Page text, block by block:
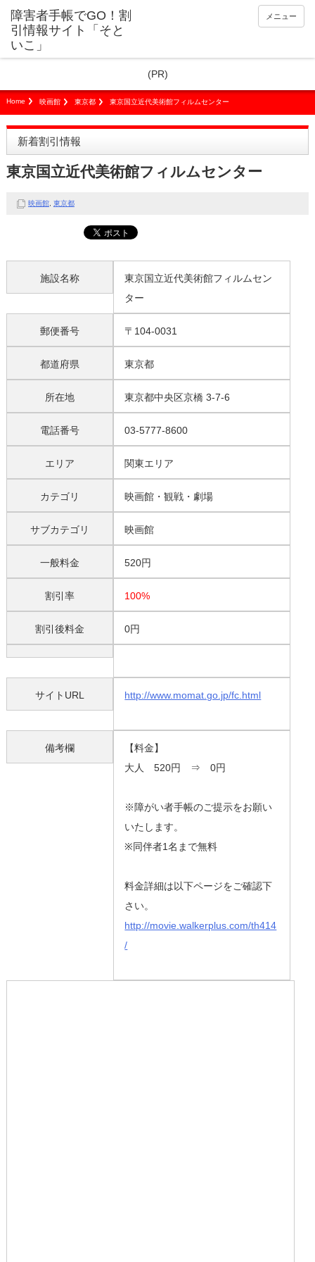
障害者手帳でGO！割
引情報サイト「そと
いこ」
メニュー
(PR)
Home 映画館 東京都 東京国立近代美術館フィルムセンター
新着割引情報
東京国立近代美術館フィルムセンター
映画館, 東京都
施設名称
東京国立近代美術館フィルムセン
ター
郵便番号 〒104-0031
都道府県 東京都
所在地 東京都中央区京橋 3-7-6
電話番号 03-5777-8600
エリア 関東エリア
カテゴリ 映画館・観戦・劇場
サブカテゴリ 映画館
一般料金 520円
割引率 100%
割引後料金 0円
サイトURL http://www.momat.go.jp/fc.html
備考欄
【料金】
大人 520円 ⇒ 0円
※障がい者手帳のご提示をお願い
いたします。
※同伴者1名まで無料
料金詳細は以下ページをご確認下
さい。
http://movie.walkerplus.com/th414
/